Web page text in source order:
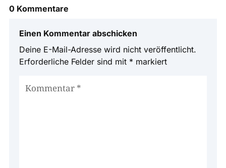
0 Kommentare
Einen Kommentar abschicken
Deine E-Mail-Adresse wird nicht veröffentlicht.
Erforderliche Felder sind mit * markiert